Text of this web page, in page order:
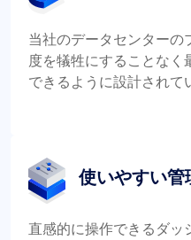
当社のデータセンターの
度を犠牲にすることなく
できるように設計されて
使いやすい管
直感的に操作できるダッ